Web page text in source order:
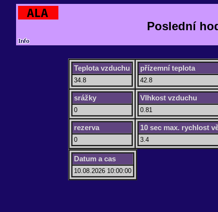
Poslední
Teplota vzduchu
34.8
přízemní teplota
42.8
srážky
0
Vlhkost vzduchu
0.81
rezerva
0
10 sec max. rychlost
3.4
Datum a cas
10.08.2026 10:00:00